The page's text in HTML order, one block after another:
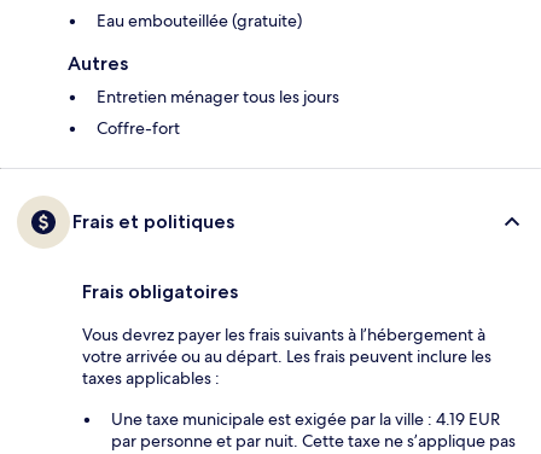
Eau embouteillée (gratuite)
Autres
Entretien ménager tous les jours
Coffre-fort
Frais et politiques
Frais obligatoires
Vous devrez payer les frais suivants à l’hébergement à
votre arrivée ou au départ. Les frais peuvent inclure les
taxes applicables :
Une taxe municipale est exigée par la ville : 4.19 EUR
par personne et par nuit. Cette taxe ne s’applique pas